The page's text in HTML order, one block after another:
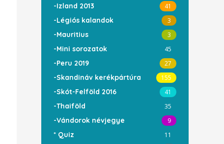
-Izland 2013 41
-Légiós kalandok 3
-Mauritius 3
-Mini sorozatok 45
-Peru 2019 27
-Skandináv kerékpártúra 155
-Skót-Felföld 2016 41
-Thaiföld 35
-Vándorok névjegye 9
* Quiz 11